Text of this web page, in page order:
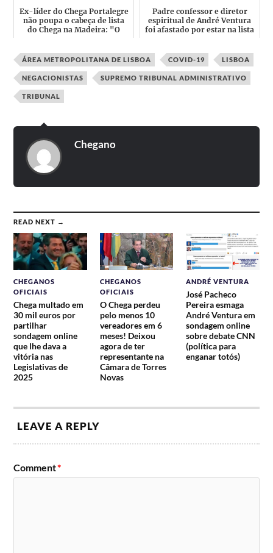
Ex-líder do Chega Portalegre
não poupa o cabeça de lista
do Chega na Madeira: "O
Padre confessor e diretor
espiritual de André Ventura
foi afastado por estar na lista
ÁREA METROPOLITANA DE LISBOA COVID-19 LISBOA
NEGACIONISTAS SUPREMO TRIBUNAL ADMINISTRATIVO
TRIBUNAL
Chegano
READ NEXT →
CHEGANOS
OFICIAIS
Chega multado em
30 mil euros por
partilhar
sondagem online
que lhe dava a
vitória nas
Legislativas de
2025
CHEGANOS
OFICIAIS
O Chega perdeu
pelo menos 10
vereadores em 6
meses! Deixou
agora de ter
representante na
Câmara de Torres
Novas
ANDRÉ VENTURA
José Pacheco
Pereira esmaga
André Ventura em
sondagem online
sobre debate CNN
(política para
enganar totós)
LEAVE A REPLY
Comment*